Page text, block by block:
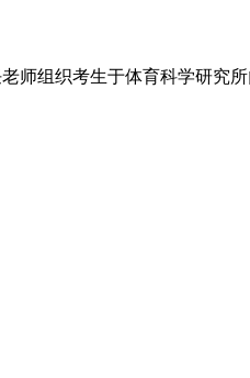
师组织考生于体育科学研究